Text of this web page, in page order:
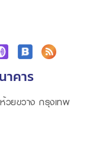
คาร
ยขวาง กรุงเทพ